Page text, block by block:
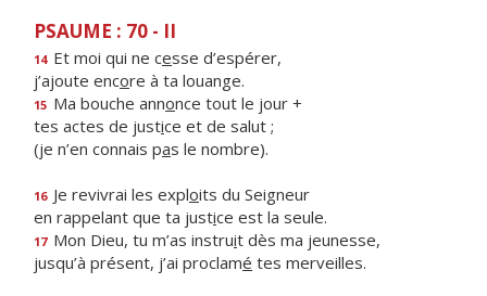
PSAUME : 70 - II
14 Et moi qui ne cesse d’espérer,
j’ajoute encore à ta louange.
15 Ma bouche annonce tout le jour +
tes actes de justice et de salut ;
(je n’en connais pas le nombre).
16 Je revivrai les exploits du Seigneur
en rappelant que ta justice est la seule.
17 Mon Dieu, tu m’as instruit dès ma jeunesse,
jusqu’à présent, j’ai proclamé tes merveilles.